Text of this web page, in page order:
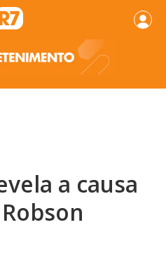
a causa